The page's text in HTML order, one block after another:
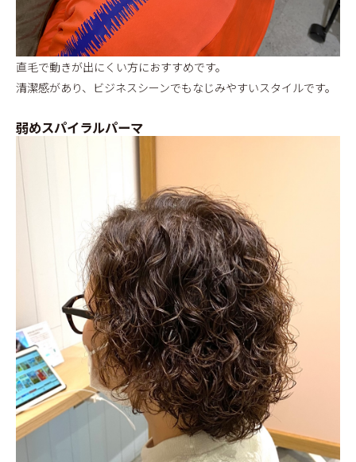
直毛で動きが出にくい方におすすめです。
清潔感があり、ビジネスシーンでもなじみやすいスタイルです。
弱めスパイラルパーマ